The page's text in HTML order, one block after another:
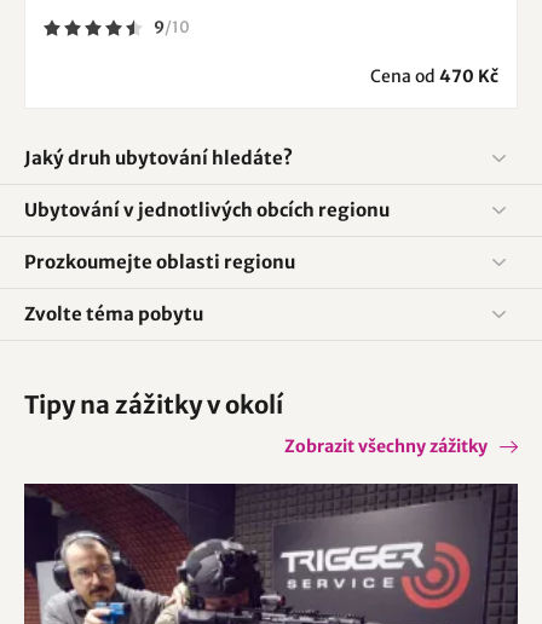
9/10
Cena od 470 Kč
Jaký druh ubytování hledáte?
Ubytování v jednotlivých obcích regionu
Prozkoumejte oblasti regionu
Zvolte téma pobytu
Tipy na zážitky v okolí
Zobrazit všechny zážitky